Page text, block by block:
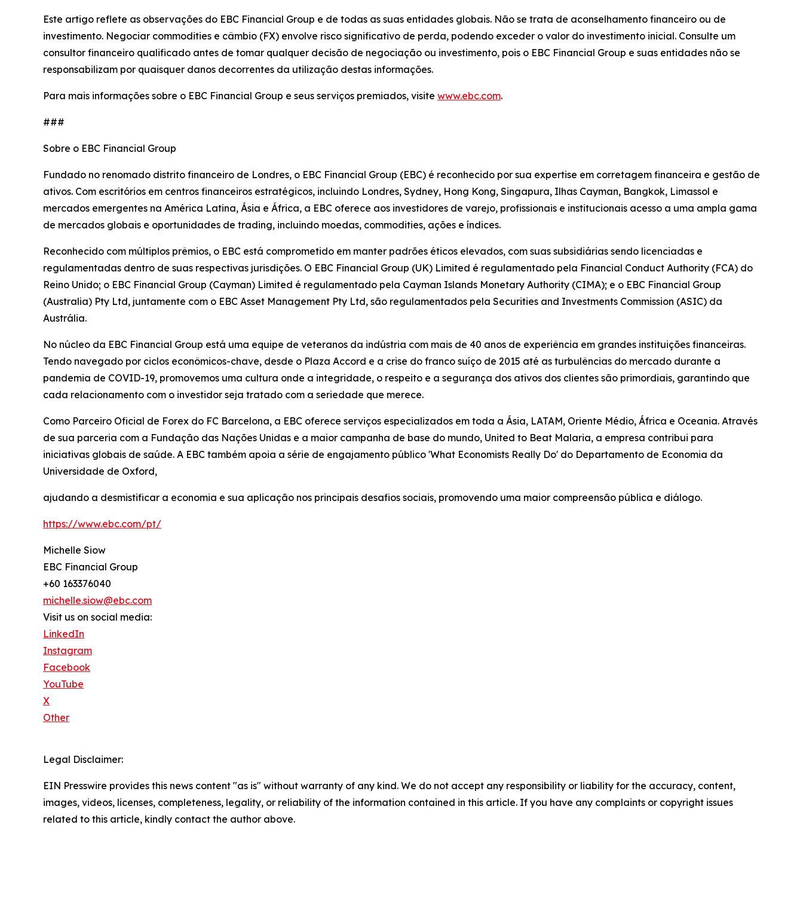
Este artigo reflete as observações do EBC Financial Group e de todas as suas entidades globais. Não se trata de aconselhamento financeiro ou de
investimento. Negociar commodities e câmbio (FX) envolve risco significativo de perda, podendo exceder o valor do investimento inicial. Consulte um
consultor financeiro qualificado antes de tomar qualquer decisão de negociação ou investimento, pois o EBC Financial Group e suas entidades não se
responsabilizam por quaisquer danos decorrentes da utilização destas informações.
Para mais informações sobre o EBC Financial Group e seus serviços premiados, visite www.ebc.com.
###
Sobre o EBC Financial Group
Fundado no renomado distrito financeiro de Londres, o EBC Financial Group (EBC) é reconhecido por sua expertise em corretagem financeira e gestão de
ativos. Com escritórios em centros financeiros estratégicos, incluindo Londres, Sydney, Hong Kong, Singapura, Ilhas Cayman, Bangkok, Limassol e
mercados emergentes na América Latina, Ásia e África, a EBC oferece aos investidores de varejo, profissionais e institucionais acesso a uma ampla gama
de mercados globais e oportunidades de trading, incluindo moedas, commodities, ações e índices.
Reconhecido com múltiplos prêmios, o EBC está comprometido em manter padrões éticos elevados, com suas subsidiárias sendo licenciadas e
regulamentadas dentro de suas respectivas jurisdições. O EBC Financial Group (UK) Limited é regulamentado pela Financial Conduct Authority (FCA) do
Reino Unido; o EBC Financial Group (Cayman) Limited é regulamentado pela Cayman Islands Monetary Authority (CIMA); e o EBC Financial Group
(Australia) Pty Ltd, juntamente com o EBC Asset Management Pty Ltd, são regulamentados pela Securities and Investments Commission (ASIC) da
Austrália.
No núcleo da EBC Financial Group está uma equipe de veteranos da indústria com mais de 40 anos de experiência em grandes instituições financeiras.
Tendo navegado por ciclos econômicos-chave, desde o Plaza Accord e a crise do franco suíço de 2015 até as turbulências do mercado durante a
pandemia de COVID-19, promovemos uma cultura onde a integridade, o respeito e a segurança dos ativos dos clientes são primordiais, garantindo que
cada relacionamento com o investidor seja tratado com a seriedade que merece.
Como Parceiro Oficial de Forex do FC Barcelona, a EBC oferece serviços especializados em toda a Ásia, LATAM, Oriente Médio, África e Oceania. Através
de sua parceria com a Fundação das Nações Unidas e a maior campanha de base do mundo, United to Beat Malaria, a empresa contribui para
iniciativas globais de saúde. A EBC também apoia a série de engajamento público 'What Economists Really Do' do Departamento de Economia da
Universidade de Oxford,
ajudando a desmistificar a economia e sua aplicação nos principais desafios sociais, promovendo uma maior compreensão pública e diálogo.
https://www.ebc.com/pt/
Michelle Siow
EBC Financial Group
+60 163376040
michelle.siow@ebc.com
Visit us on social media:
LinkedIn
Instagram
Facebook
YouTube
X
Other
Legal Disclaimer:
EIN Presswire provides this news content "as is" without warranty of any kind. We do not accept any responsibility or liability for the accuracy, content,
images, videos, licenses, completeness, legality, or reliability of the information contained in this article. If you have any complaints or copyright issues
related to this article, kindly contact the author above.